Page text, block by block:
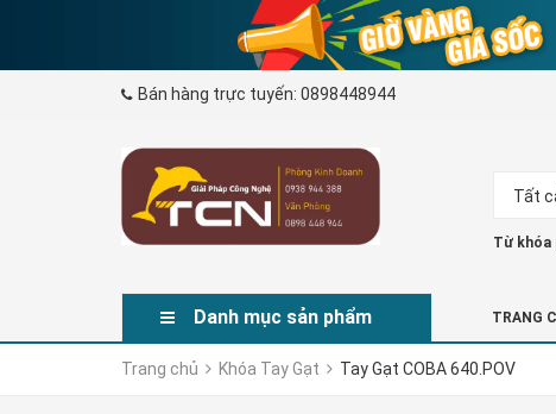
Bán hàng trực tuyến: 0898448944
Tất
Từ khóa
Danh mục sản phẩm TRANG
Trang chủ Khóa Tay Gạt Tay Gạt COBA 640.POV